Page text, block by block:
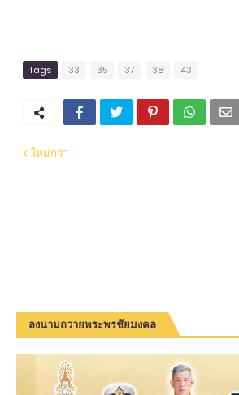
Tags 33 35 37 38 43
ใหม่กว่า
ลงนามถวายพระพรชัยมงคล